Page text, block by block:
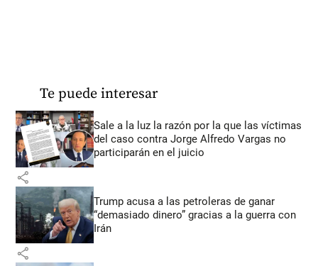
Te puede interesar
Sale a la luz la razón por la que las víctimas
del caso contra Jorge Alfredo Vargas no
participarán en el juicio
share
Trump acusa a las petroleras de ganar
“demasiado dinero” gracias a la guerra con
Irán
share